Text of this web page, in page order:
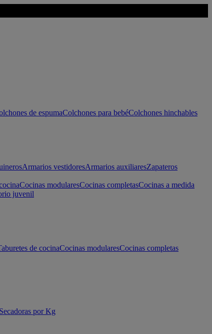
de espumaColchones para bebéColchones hinchables
Armarios vestidoresArmarios auxiliaresZapateros
Cocinas modularesCocinas completasCocinas a medida
juvenil
de cocinaCocinas modularesCocinas completas
Secadoras por Kg